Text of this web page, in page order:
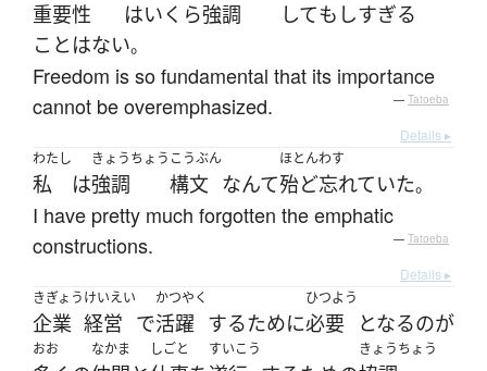
重要性 はいくら強調 しても しすぎる
ことはない。
Freedom is so fundamental that its importance
cannot be overemphasized.
— Tatoeba
Details ▸
わたし
私 は
きょうちょう
強調
こうぶん
構文 なんて
ほとん
殆ど
わす
忘れていた。
I have pretty much forgotten the emphatic
constructions.
— Tatoeba
Details ▸
きぎょう
企業
けいえい
経営 で
かつやく
活躍 するために
ひつよう
必要 となるのが
おお なかま しごと すいこう きょうちょう